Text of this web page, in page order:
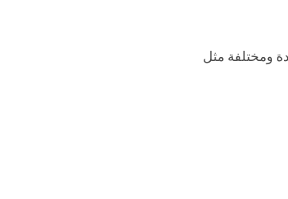
ومختلفة مثل